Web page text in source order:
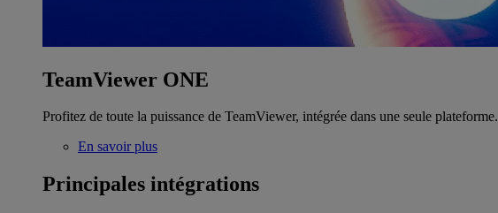
TeamViewer ONE
Profitez de toute la puissance de TeamViewer, intégrée dans une seule plateforme.
En savoir plus
Principales intégrations